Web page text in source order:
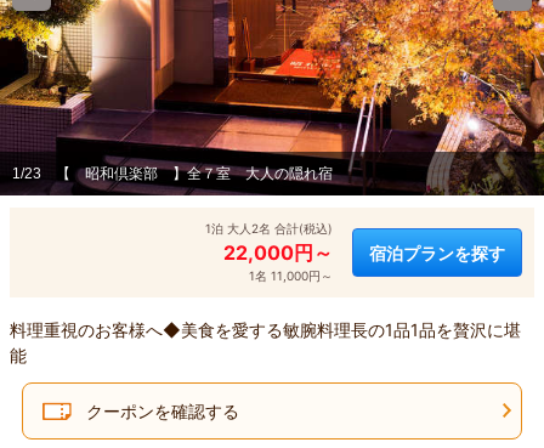
1/23 【 昭和倶楽部 】全７室 大人の隠れ宿
1泊 大人2名 合計(税込)
22,000円～
1名 11,000円～
宿泊プランを探す
料理重視のお客様へ◆美食を愛する敏腕料理長の1品1品を贅沢に堪
能
クーポンを確認する